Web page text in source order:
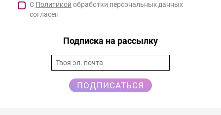
С Политикой обработки персональных данных
согласен
Подписка на рассылку
ПОДПИСАТЬСЯ